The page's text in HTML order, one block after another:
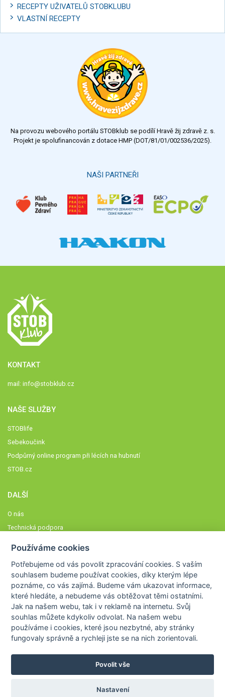
RECEPTY UŽIVATELŮ STOBKLUBU
VLASTNÍ RECEPTY
Na provozu webového portálu STOBklub se podílí Hravě žij zdravě z. s.
Projekt je spolufinancován z dotace HMP (DOT/81/01/002536/2025).
NAŠI PARTNEŘI
KONTAKT
mail: info@stobklub.cz
NAŠE SLUŽBY
STOBlife
Sebekoučink
Podpůrný online program při lécích na hubnutí
STOB.cz
DALŠÍ
O nás
Technická podpora
Členové STOBklubu
Zásady nakládání s osobními údaji
Otestujte se
Spočítejte si
Výzva 52
WWW.HRAVEZIJZDRAVE.CZ
Používáme cookies
Potřebujeme od vás povolit zpracování cookies. S vaším
souhlasem budeme používat cookies, díky kterým lépe
poznáme,co vás zajímá. Budeme vám ukazovat informace,
které hledáte, a nebudeme vás obtěžovat těmi ostatními.
Jak na našem webu, tak i v reklamě na internetu. Svůj
souhlas můžete kdykoliv odvolat. Na našem webu
používáme i cookies, které jsou nezbytné, aby stránky
fungovaly správně a rychleji jste se na nich zorientovali.
Povolit vše
Nastavení